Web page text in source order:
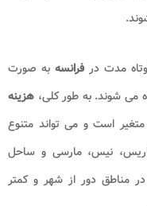
مدت درفرانسه به صورت
می شوند. به طور کلی، هزینه
است و می تواند متنوع
نیس، مارسی و ساحل
در مناطق دور از شهر و کمتر